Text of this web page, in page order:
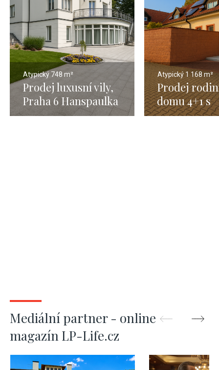
Atypický 748 m²
Prodej luxusní vily,
Praha 6 Hanspaulka
– 748 m2
Atypický1 168 m²
Prodej
domu 4+1 s
pozemkem
Mediální partner - online
magazín LP-Life.cz